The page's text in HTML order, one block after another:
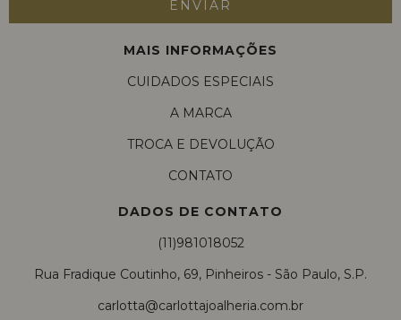
MAIS INFORMAÇÕES
CUIDADOS ESPECIAIS
A MARCA
TROCA E DEVOLUÇÃO
CONTATO
DADOS DE CONTATO
(11)981018052
Rua Fradique Coutinho, 69, Pinheiros - São Paulo, S.P.
carlotta@carlottajoalheria.com.br